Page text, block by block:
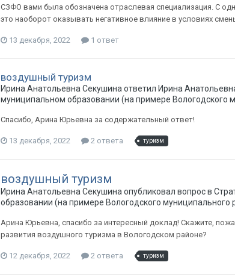
СЗФО вами была обозначена отраслевая специализация. С
это наоборот оказывать негативное влияние в условиях
13 декабря, 2022 1 ответ
воздушный туризм
Ирина Анатольевна Секушина ответил Ирина
муниципальном образовании (на примере Вологодского
Спасибо, Арина Юрьевна за содержательный ответ!
13 декабря, 2022 2 ответа туризм
воздушный туризм
Ирина Анатольевна Секушина опубликовал вопрос в
образовании (на примере Вологодского муниципального
Арина Юрьевна, спасибо за интересный доклад! Скажите,
развития воздушного туризма в Вологодском районе?
12 декабря, 2022 2 ответа туризм